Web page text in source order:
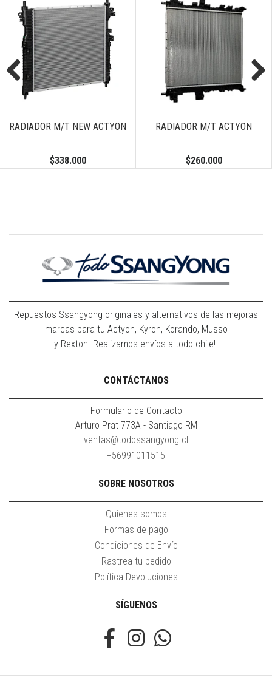
RADIADOR M/T NEW ACTYON
$338.000
RADIADOR M/T ACTYON
$260.000
Previous
Repuestos Ssangyong originales y alternativos de las mejoras
marcas para tu Actyon, Kyron, Korando, Musso
y Rexton. Realizamos envíos a todo chile!
CONTÁCTANOS
Formulario de Contacto
Arturo Prat 773A - Santiago RM
ventas@todossangyong.cl
+56991011515
SOBRE NOSOTROS
Quienes somos
Formas de pago
Condiciones de Envío
Rastrea tu pedido
Política Devoluciones
SÍGUENOS